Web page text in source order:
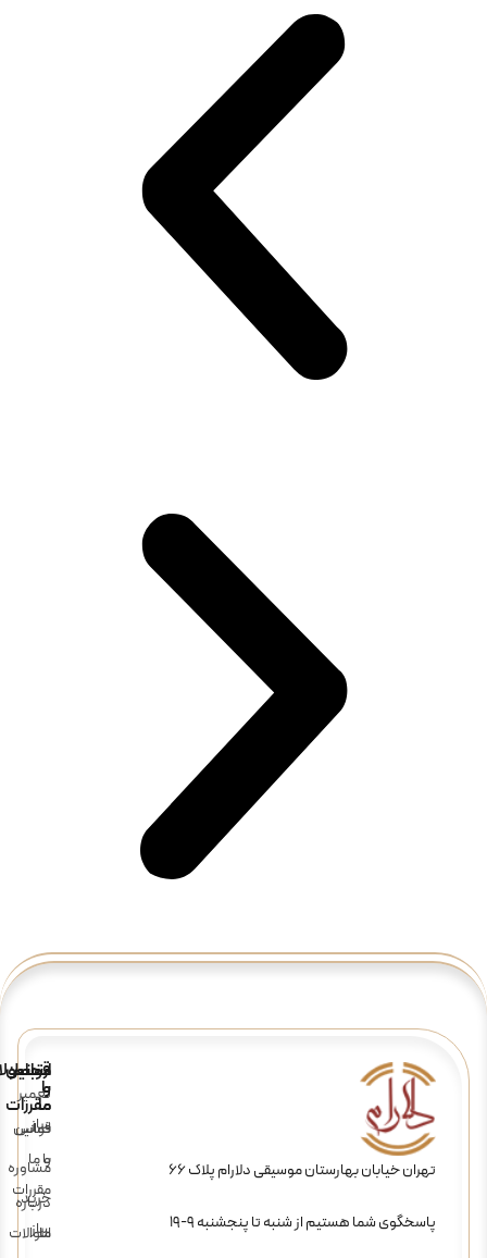
تهران خیابان بهارستان موسیقی دلارام پلاک 66
پاسخگوی شما هستیم از شنبه تا پنجشنبه 9-19
تعمیر
ساز
مشاوره
خرید
ساز
قوانین
و
مقررات
قوانین
و
مقررات
سوالات
ارتباط
با
ما
تماس
با ما
درباره
ما